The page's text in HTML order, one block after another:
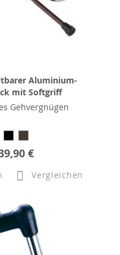
Aluminium-
mit Softgriff
Gehvergnügen
€
Vergleichen